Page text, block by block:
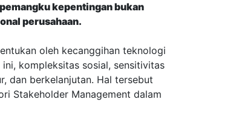
kepentingan bukan
perusahaan.
oleh kecanggihan teknologi
kompleksitas sosial, sensitivitas
dan berkelanjutan. Hal tersebut
Stakeholder Management dalam